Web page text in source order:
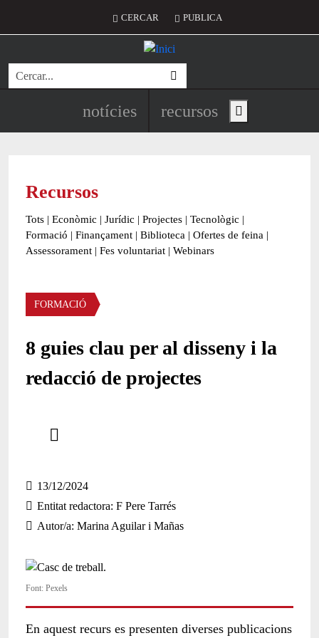
Menú del compte d'usuari
CERCAR PUBLICA
Cerca
Navegació principal de
notícies recursos Show main menu
Recursos
Tots | Econòmic | Jurídic | Projectes | Tecnològic |
Formació | Finançament | Biblioteca | Ofertes de feina |
Assessorament | Fes voluntariat | Webinars
Àmbit
FORMACIÓ
8 guies clau per al disseny i la
redacció de projectes
13/12/2024
Entitat redactora F Pere Tarrés
Autor/a Marina Aguilar i Mañas
Font: Pexels
En aquest recurs es presenten diverses publicacions